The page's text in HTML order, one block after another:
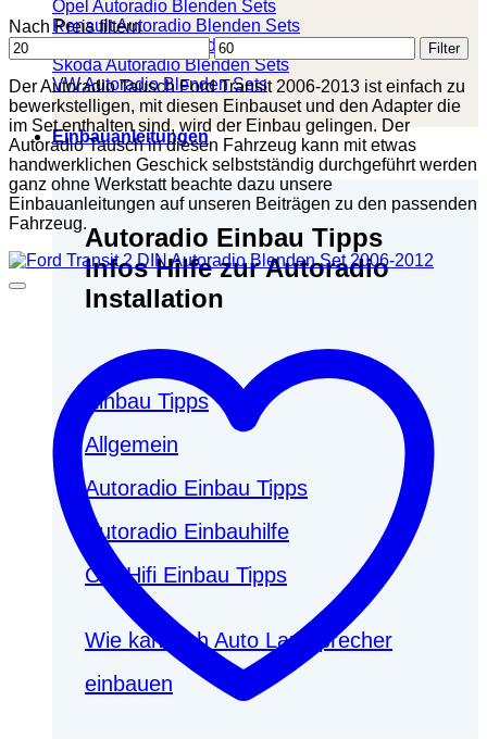
Opel Autoradio Blenden Sets
Renault Autoradio Blenden Sets
Seat Autoradio Blenden Sets
Skoda Autoradio Blenden Sets
VW Autoradio Blenden Sets
Einbauanleitungen
Autoradio Einbau Tipps
Infos Hilfe zur Autoradio
Installation
Einbau Tipps
Allgemein
Autoradio Einbau Tipps
Autoradio Einbauhilfe
Car Hifi Einbau Tipps
Wie kann ich Auto Lautsprecher
einbauen
Nach Preis filtern
Min.
Preis
Max.
Preis
Filter
Der Autoradio Tausch Ford Transit 2006-2013 ist einfach zu
bewerkstelligen, mit diesen Einbauset und den Adapter die
im Set enthalten sind, wird der Einbau gelingen. Der
Autoradio Tausch in diesen Fahrzeug kann mit etwas
handwerklichen Geschick selbstständig durchgeführt werden
ganz ohne Werkstatt beachte dazu unsere
Einbauanleitungen auf unseren Beiträgen zu den passenden
Fahrzeug.